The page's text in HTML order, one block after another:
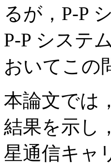
るが，P-P
P-P システ
おいてこの
本論文では
結果を示し
星通信キャ